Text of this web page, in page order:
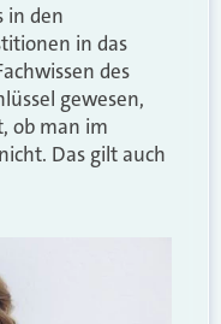
in den
in das
des
gewesen,
ob man im
Das gilt auch